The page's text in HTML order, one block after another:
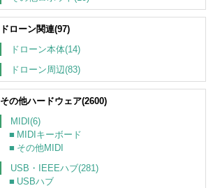
ドローン関連(97)
ドローン本体(14)
ドローン周辺(83)
その他ハードウェア(2600)
MIDI(6)
MIDIキーボード
その他MIDI
USB・IEEEハブ(281)
USBハブ